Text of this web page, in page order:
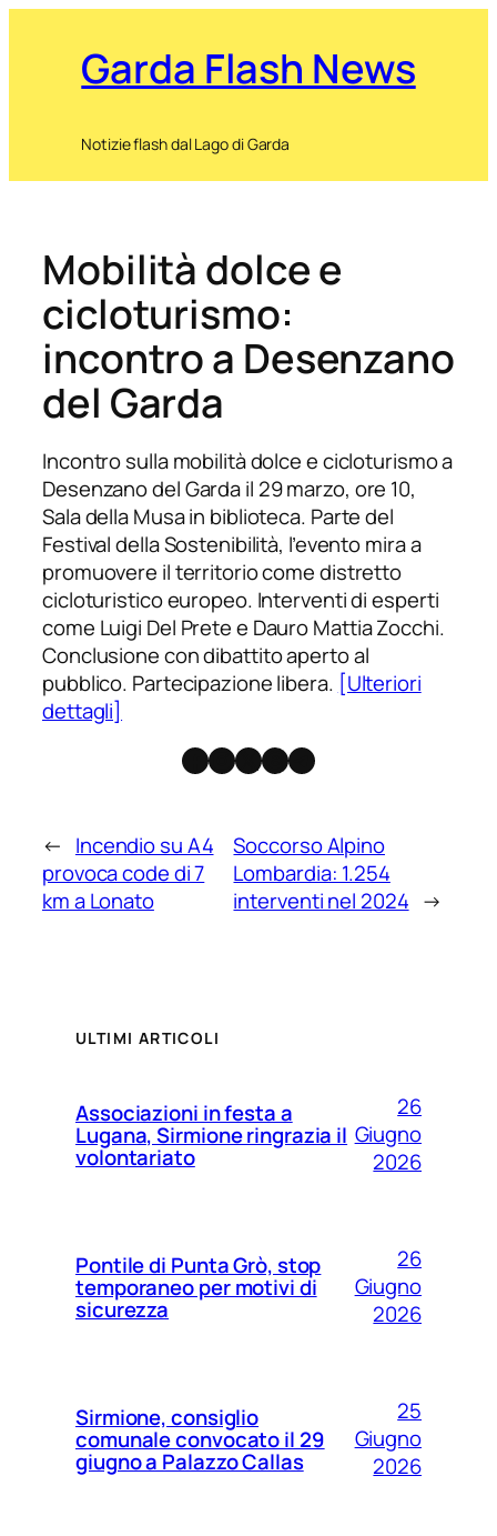
Garda Flash News
Notizie flash dal Lago di Garda
Mobilità dolce e
cicloturismo:
incontro a Desenzano
del Garda
Incontro sulla mobilità dolce e cicloturismo a
Desenzano del Garda il 29 marzo, ore 10,
Sala della Musa in biblioteca. Parte del
Festival della Sostenibilità, l’evento mira a
promuovere il territorio come distretto
cicloturistico europeo. Interventi di esperti
come Luigi Del Prete e Dauro Mattia Zocchi.
Conclusione con dibattito aperto al
pubblico. Partecipazione libera. [Ulteriori
dettagli]
Facebook
Instagram
X Threads
Telegram
← Incendio su A4
provoca code di 7
km a Lonato
Soccorso Alpino
Lombardia: 1.254
interventi nel 2024 →
ULTIMI ARTICOLI
Associazioni in festa a
Lugana, Sirmione ringrazia il
volontariato
26
Giugno
2026
Pontile di Punta Grò, stop
temporaneo per motivi di
sicurezza
26
Giugno
2026
Sirmione, consiglio
comunale convocato il 29
giugno a Palazzo Callas
25
Giugno
2026